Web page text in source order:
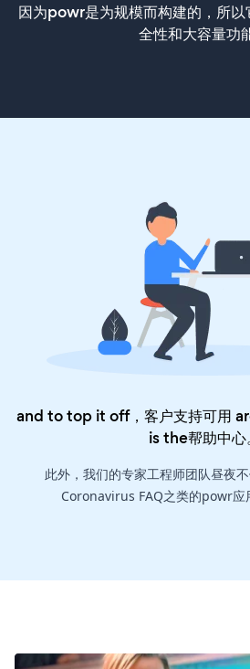
因为powr是为规模而构建的，所
全性和大容量功
and to top it off，客户支持可用
is the帮助中心。
此外，我们的专家工程师团队昼夜
Coronavirus FAQ之类的powr应